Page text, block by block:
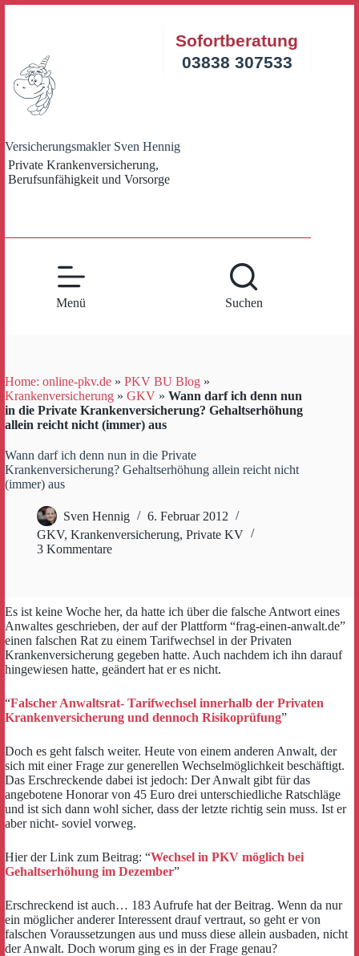
Versicherungsmakler Sven Hennig
Private Krankenversicherung,
Berufsunfähigkeit und Vorsorge
Sofortberatung
03838 307533
Menü Suchen
Home: online-pkv.de » PKV BU Blog »
Krankenversicherung » GKV » Wann darf ich denn nun
in die Private Krankenversicherung? Gehaltserhöhung
allein reicht nicht (immer) aus
Wann darf ich denn nun in die Private
Krankenversicherung? Gehaltserhöhung allein reicht nicht
(immer) aus
Sven Hennig
6. Februar 2012
GKV, Krankenversicherung, Private KV
3 Kommentare
Es ist keine Woche her, da hatte ich über die falsche Antwort eines
Anwaltes geschrieben, der auf der Plattform “frag-einen-anwalt.de”
einen falschen Rat zu einem Tarifwechsel in der Privaten
Krankenversicherung gegeben hatte. Auch nachdem ich ihn darauf
hingewiesen hatte, geändert hat er es nicht.
“Falscher Anwaltsrat- Tarifwechsel innerhalb der Privaten
Krankenversicherung und dennoch Risikoprüfung”
Doch es geht falsch weiter. Heute von einem anderen Anwalt, der
sich mit einer Frage zur generellen Wechselmöglichkeit beschäftigt.
Das Erschreckende dabei ist jedoch: Der Anwalt gibt für das
angebotene Honorar von 45 Euro drei unterschiedliche Ratschläge
und ist sich dann wohl sicher, dass der letzte richtig sein muss. Ist er
aber nicht- soviel vorweg.
Hier der Link zum Beitrag: “Wechsel in PKV möglich bei
Gehaltserhöhung im Dezember”
Erschreckend ist auch… 183 Aufrufe hat der Beitrag. Wenn da nur
ein möglicher anderer Interessent drauf vertraut, so geht er von
falschen Voraussetzungen aus und muss diese allein ausbaden, nicht
der Anwalt. Doch worum ging es in der Frage genau?